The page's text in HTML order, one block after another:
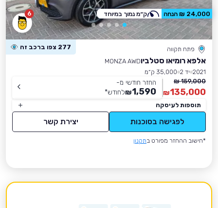
6
פתח תקווה 277 צפו ברכב זה
אלפא רומיאו סטלביוMONZA AWD
2021 יד 2
35,000 ק״מ
159,000 ₪
135,000
₪
החזר חודשי מ-
1,590
₪לחודש*
תוספות לעיסקה
לפגישה בסוכנות יצירת קשר
*חישוב ההחזר מפורט בתקנון
24,000 ₪ הנחה ק״מ נמוך במיוחד